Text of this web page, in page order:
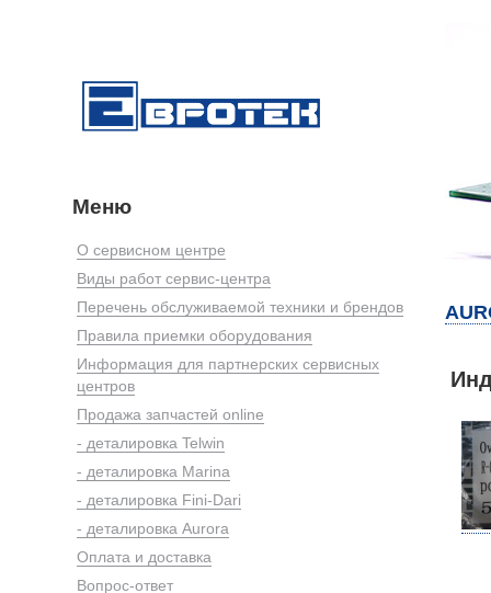
Меню
О сервисном центре
Виды работ сервис-центра
Перечень обслуживаемой техники и брендов
Правила приемки оборудования
Информация для партнерских сервисных
центров
Продажа запчастей online
- деталировка Telwin
- деталировка Marina
- деталировка Fini-Dari
- деталировка Aurora
Оплата и доставка
Вопрос-ответ